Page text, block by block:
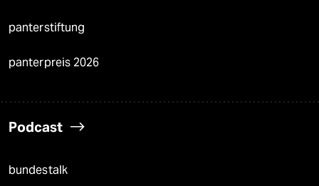
panterstiftung
panterpreis 2026
Podcast
bundestalk